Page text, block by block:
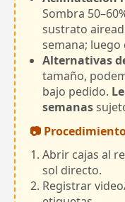
Sombra
sustrato
semana; luego
Alternativas
tamaño,
bajo pedido.
semanas
📷
Abrir cajas al
sol directo.
Registrar